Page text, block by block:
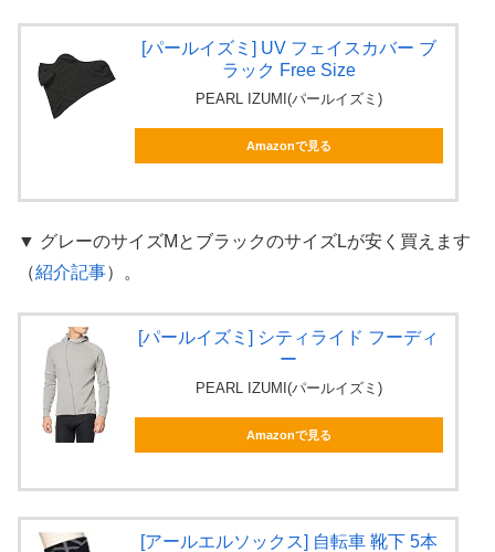
[パールイズミ] UV フェイスカバー ブ
ラック Free Size
PEARL IZUMI(パールイズミ)
Amazonで見る
▼ グレーのサイズMとブラックのサイズLが安く買えます
（紹介記事）。
[パールイズミ] シティライド フーディ
ー
PEARL IZUMI(パールイズミ)
Amazonで見る
[アールエルソックス] 自転車 靴下 5本